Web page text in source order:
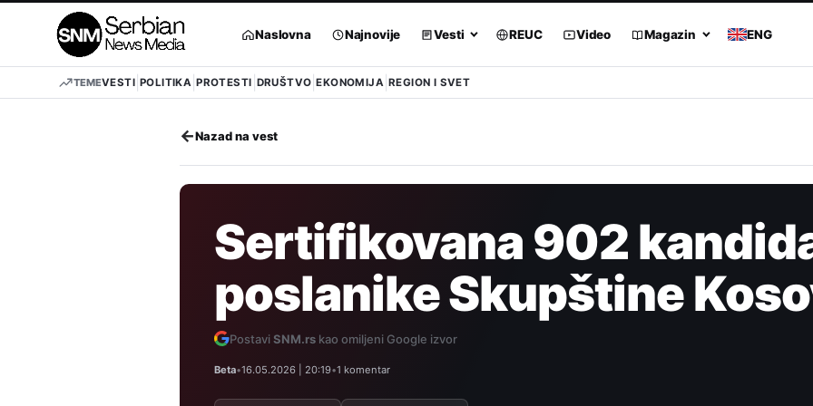
Naslovna Najnovije Vesti REUC Video Magazin ENG
TEMEVESTI POLITIKA PROTESTI DRUŠTVO EKONOMIJA REGION I SVET
←Nazad na vest
Sertifikovana 902
poslanike Skupštine
PostaviSNM.rs kao omiljeni Google izvor
Beta•16.05.2026 | 20:19•1 komentar